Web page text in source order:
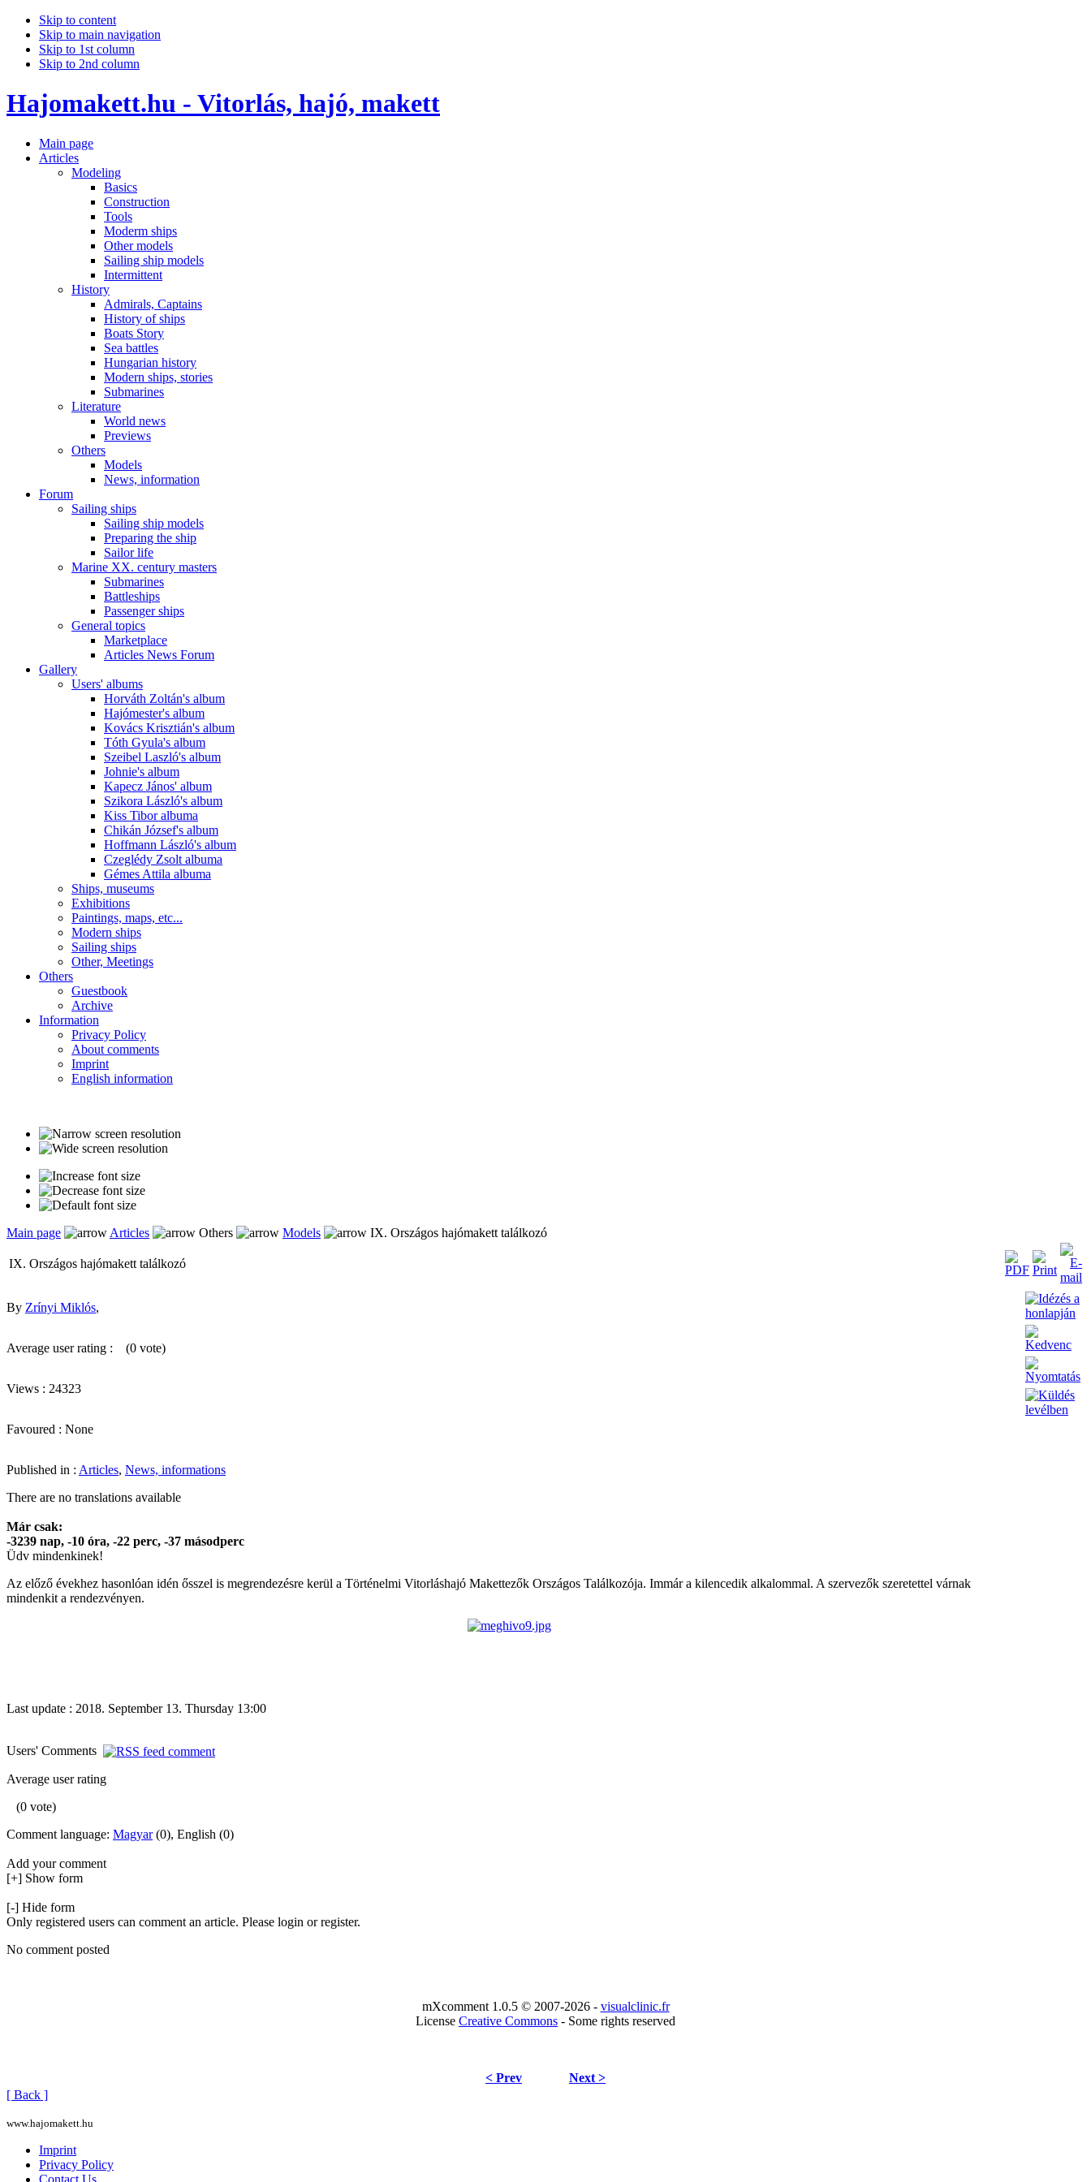
Skip to content
Skip to main navigation
Skip to 1st column
Skip to 2nd column
Hajomakett.hu - Vitorlás, hajó, makett
Main page
Articles
Modeling
Basics
Construction
Tools
Moderm ships
Other models
Sailing ship models
Intermittent
History
Admirals, Captains
History of ships
Boats Story
Sea battles
Hungarian history
Modern ships, stories
Submarines
Literature
World news
Previews
Others
Models
News, information
Forum
Sailing ships
Sailing ship models
Preparing the ship
Sailor life
Marine XX. century masters
Submarines
Battleships
Passenger ships
General topics
Marketplace
Articles News Forum
Gallery
Users' albums
Horváth Zoltán's album
Hajómester's album
Kovács Krisztián's album
Tóth Gyula's album
Szeibel Laszló's album
Johnie's album
Kapecz János' album
Szikora László's album
Kiss Tibor albuma
Chikán József's album
Hoffmann László's album
Czeglédy Zsolt albuma
Gémes Attila albuma
Ships, museums
Exhibitions
Paintings, maps, etc...
Modern ships
Sailing ships
Other, Meetings
Others
Guestbook
Archive
Information
Privacy Policy
About comments
Imprint
English information
Main page Articles Others Models IX. Országos hajómakett találkozó
IX. Országos hajómakett találkozó
By Zrínyi Miklós,
Average user rating : (0 vote)
Views : 24323
Favoured : None
Published in : Articles, News, informations
There are no translations available
Már csak:
-3239 nap, -10 óra, -22 perc, -38 másodperc
Üdv mindenkinek!
Az előző évekhez hasonlóan idén ősszel is megrendezésre kerül a Történelmi Vitorláshajó Makettezők Országos Találkozója. Immár a kilencedik alkalommal. A szervezők szeretettel várnak
mindenkit a rendezvényen.
Last update : 2018. September 13. Thursday 13:00
Users' Comments
Average user rating
(0 vote)
Comment language: Magyar(0), English (0)
Add your comment
[+] Show form
[-] Hide form
Only registered users can comment an article. Please login or register.
No comment posted
mXcomment 1.0.5 © 2007-2026 - visualclinic.fr
License Creative Commons - Some rights reserved
< Prev
Next >
[ Back ]
www.hajomakett.hu
Imprint
Privacy Policy
Contact Us